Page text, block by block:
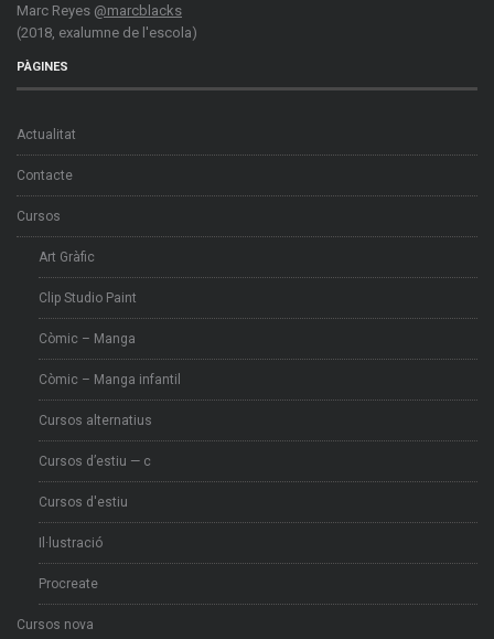
Marc Reyes @marcblacks
(2018, exalumne de l'escola)
PÀGINES
Actualitat
Contacte
Cursos
Art Gràfic
Clip Studio Paint
Còmic – Manga
Còmic – Manga infantil
Cursos alternatius
Cursos d’estiu — c
Cursos d'estiu
Il·lustració
Procreate
Cursos nova